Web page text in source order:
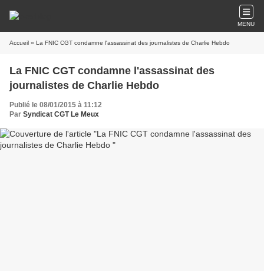
MENU
Accueil » La FNIC CGT condamne l'assassinat des journalistes de Charlie Hebdo
La FNIC CGT condamne l'assassinat des
journalistes de Charlie Hebdo
Publié le 08/01/2015 à 11:12
Par Syndicat CGT Le Meux